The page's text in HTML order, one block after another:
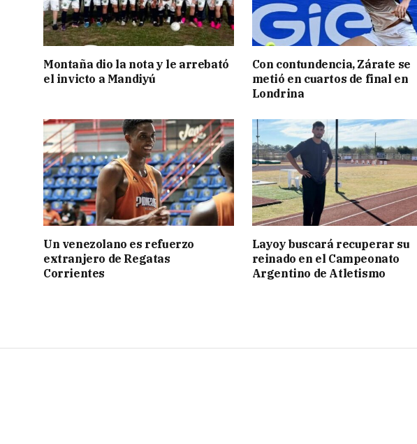
Montaña dio la nota y le arrebató
el invicto a Mandiyú
Con contundencia, Zárate se
metió en cuartos de final en
Londrina
Un venezolano es refuerzo
extranjero de Regatas
Corrientes
Layoy buscará recuperar su
reinado en el Campeonato
Argentino de Atletismo